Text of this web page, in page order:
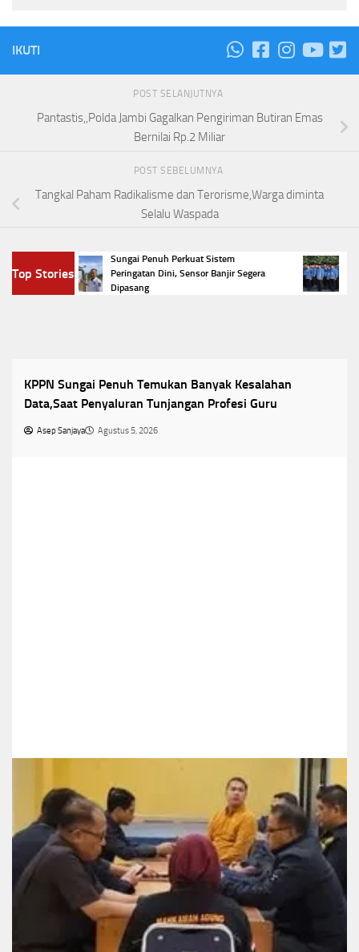
IKUTI
POST SELANJUTNYA
Pantastis,,Polda Jambi Gagalkan Pengiriman Butiran Emas
Bernilai Rp.2 Miliar
POST SEBELUMNYA
Tangkal Paham Radikalisme dan Terorisme,Warga diminta
Selalu Waspada
Top Stories
Sungai Penuh Perkuat Sistem
Peringatan Dini, Sensor Banjir Segera
Dipasang
PPPK
KPPN Sungai Penuh Temukan Banyak Kesalahan
Data,Saat Penyaluran Tunjangan Profesi Guru
Asep Sanjaya Agustus 5, 2026